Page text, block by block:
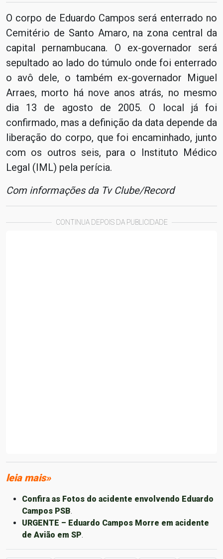
O corpo de Eduardo Campos será enterrado no
Cemitério de Santo Amaro, na zona central da
capital pernambucana. O ex-governador será
sepultado ao lado do túmulo onde foi enterrado
o avô dele, o também ex-governador Miguel
Arraes, morto há nove anos atrás, no mesmo
dia 13 de agosto de 2005. O local já foi
confirmado, mas a definição da data depende da
liberação do corpo, que foi encaminhado, junto
com os outros seis, para o Instituto Médico
Legal (IML) pela perícia.
Com informações da Tv Clube/Record
CONTINUA DEPOIS DA PUBLICIDADE
leia mais»
Confira as Fotos do acidente envolvendo Eduardo
Campos PSB.
URGENTE – Eduardo Campos Morre em acidente
de Avião em SP.